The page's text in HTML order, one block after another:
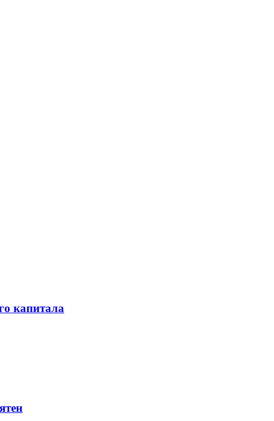
капитала